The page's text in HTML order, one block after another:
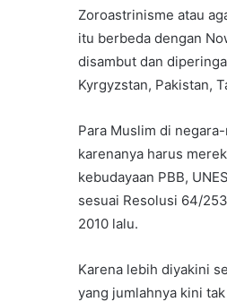
Zoroastrinisme atau
itu berbeda dengan
disambut dan
Kyrgyzstan, Pakistan,
Para Muslim di
karenanya harus
kebudayaan PBB,
sesuai Resolusi 64/
2010 lalu.
Karena lebih diyakini
yang jumlahnya kini